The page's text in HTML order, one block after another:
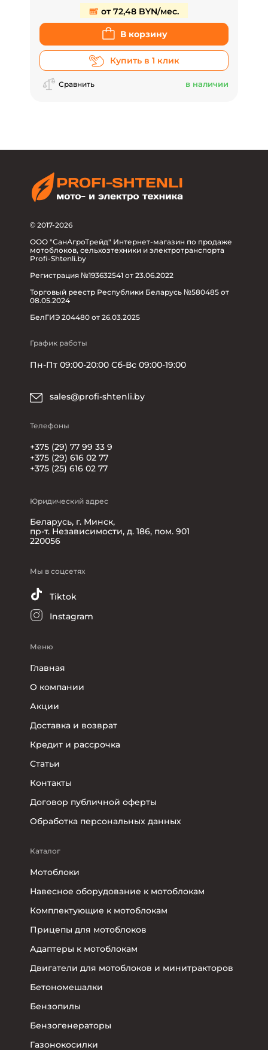
от 72,48 BYN/мес.
В корзину
Купить в 1 клик
Сравнить в наличии
© 2017-2026
ООО "СанАгроТрейд" Интернет-магазин по продаже
мотоблоков, сельхозтехники и электротранспорта
Profi-Shtenli.by
Регистрация №193632541 от 23.06.2022
Торговый реестр Республики Беларусь №580485 от
08.05.2024
БелГИЭ 204480 от 26.03.2025
График работы
Пн-Пт 09:00-20:00 Сб-Вс 09:00-19:00
sales@profi-shtenli.by
Телефоны
+375 (29) 77 99 33 9
+375 (29) 616 02 77
+375 (25) 616 02 77
Юридический адрес
Беларусь, г. Минск,
пр-т. Независимости, д. 186, пом. 901
220056
Мы в соцсетях
Tiktok
Instagram
Меню
Главная
О компании
Акции
Доставка и возврат
Кредит и рассрочка
Статьи
Контакты
Договор публичной оферты
Обработка персональных данных
Каталог
Мотоблоки
Навесное оборудование к мотоблокам
Комплектующие к мотоблокам
Прицепы для мотоблоков
Адаптеры к мотоблокам
Двигатели для мотоблоков и минитракторов
Бетономешалки
Бензопилы
Бензогенераторы
Газонокосилки